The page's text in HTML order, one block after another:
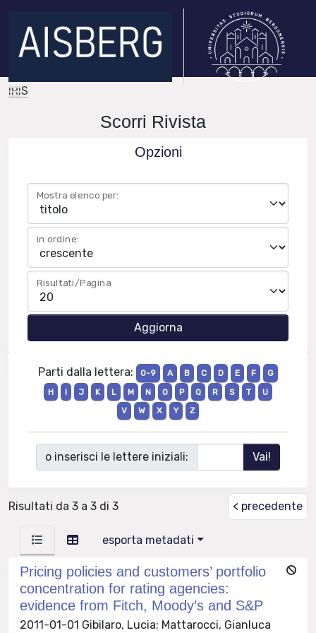
IRIS
Scorri Rivista
Opzioni
Mostra elenco per:
in ordine:
Risultati/Pagina
Parti dalla lettera: 0-9 A B C D E F
G
H
I J K L M N O P Q R S T
U
V
W X Y Z
o inserisci le lettere iniziali:
Risultati da 3 a 3 di 3 < precedente
esporta metadati
Pricing policies and customers’ portfolio
concentration for rating agencies:
evidence from Fitch, Moody’s and S&P
2011-01-01 Gibilaro, Lucia; Mattarocci, Gianluca